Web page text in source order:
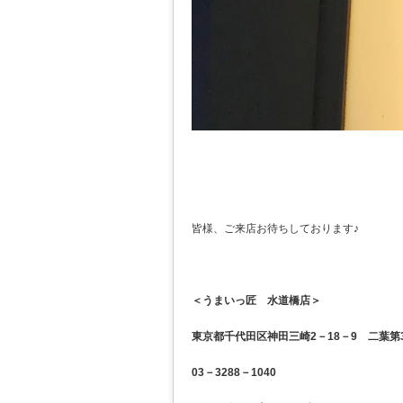
皆様、ご来店お待ちしております♪
＜うまいっ匠 水道橋店＞
東京都千代田区神田三崎2－18－9 二葉第
03－3288－1040